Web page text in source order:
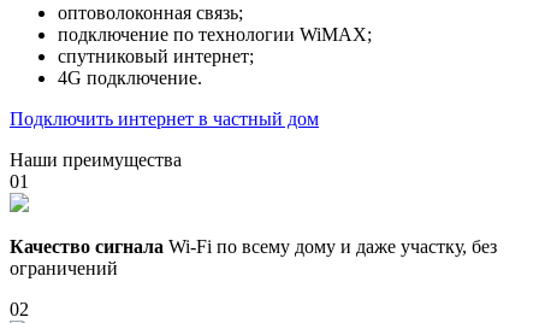
оптоволоконная связь;
подключение по технологии WiMAX;
спутниковый интернет;
4G подключение.
Подключить интернет в частный дом
Наши преимущества
01
Качество сигнала Wi-Fi по всему дому и даже участку, без
ограничений
02